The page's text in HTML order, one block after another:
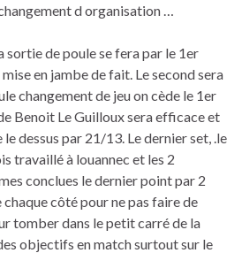
d organisation …
sortie de poule se fera par le 1er
en jambe de fait. Le second sera
changement de jeu on cède le 1er
Benoit Le Guilloux sera efficace et
dessus par 21/13. Le dernier set, .le
travaillé à louannec et les 2
conclues le dernier point par 2
chaque côté pour ne pas faire de
tomber dans le petit carré de la
objectifs en match surtout sur le